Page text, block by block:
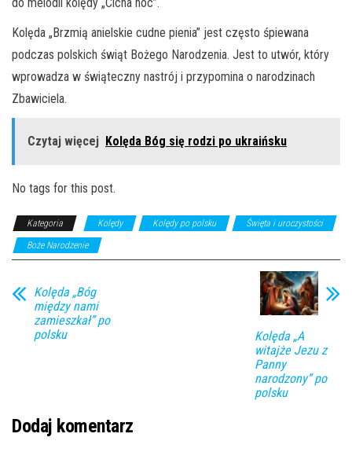
Kolęda „Brzmią anielskie cudne pienia” jest często śpiewana
podczas polskich świąt Bożego Narodzenia. Jest to utwór, który
wprowadza w świąteczny nastrój i przypomina o narodzinach
Zbawiciela.
Czytaj więcej Kolęda Bóg się rodzi po ukraińsku
No tags for this post.
Kategoria Kolędy Kolędy po polsku
Święta i uroczystości
Boże Narodzenie
Kolęda „Bóg
między nami
zamieszkał” po
polsku
Kolęda „A
witajże Jezu z
Panny
narodzony” po
polsku
Dodaj komentarz